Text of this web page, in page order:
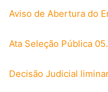
Aviso de Abertura do
Ata Seleção Pública
Decisão Judicial